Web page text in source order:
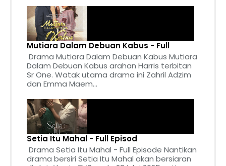
Mutiara Dalam Debuan Kabus - Full
Drama Mutiara Dalam Debuan Kabus Mutiara
Dalam Debuan Kabus arahan Harris terbitan
Sr One. Watak utama drama ini Zahril Adzim
dan Emma Maem...
Setia Itu Mahal - Full Episod
Drama Setia Itu Mahal - Full Episode Nantikan
drama bersiri Setia Itu Mahal akan bersiaran